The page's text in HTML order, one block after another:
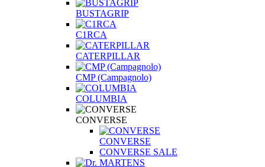
BUSTAGRIP
C1RCA
CATERPILLAR
CMP (Campagnolo)
COLUMBIA
CONVERSE
CONVERSE
CONVERSE SALE